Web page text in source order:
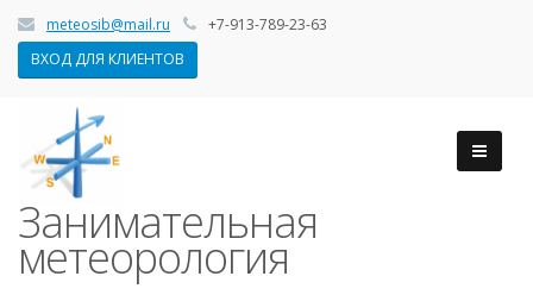
meteosib@mail.ru
+7-913-789-23-63
ВХОД ДЛЯ КЛИЕНТОВ
Занимательная
метеорология